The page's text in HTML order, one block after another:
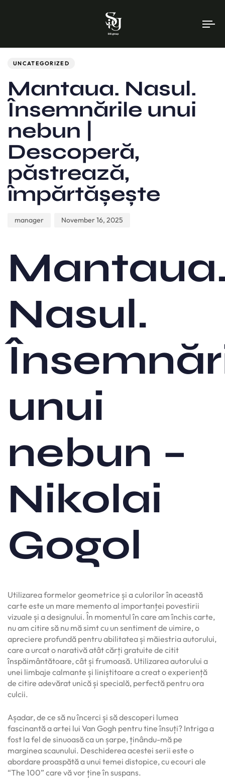
UNCATEGORIZED
Mantaua. Nasul.
Însemnările unui
nebun |
Descoperă,
păstrează,
împărtășește
manager November 16, 2025
Nasul.
unui
nebun –
Nikolai
Gogol
Utilizarea formelor geometrice și a culorilor în această
carte este un mare memento al importanței povestirii
vizuale și a designului. În momentul în care am închis carte,
nu am citire să nu mă simt cu un sentiment de uimire, o
apreciere profundă pentru abilitatea și măiestria autorului,
care a urcat o narativă atât cărți gratuite de citit
înspăimântătoare, cât și frumoasă. Utilizarea autorului a
unei limbaje calmante și liniștitoare a creat o experiență
de citire adevărat unică și specială, perfectă pentru ora
culcii.
Așadar, de ce să nu încerci și să descoperi lumea
fascinantă a artei lui Van Gogh pentru tine însuți? Intriga a
fost la fel de sinuoasă ca un șarpe, ținându-mă pe
marginea scaunului. Deschiderea acestei serii este o
abordare proaspătă a unui temei distopice, cu ecouri ale
“The 100” care vă vor ține în suspans.